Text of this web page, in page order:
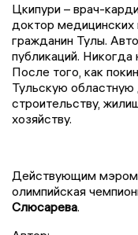
Цкипури – врач-
доктор медицинских
гражданин Тулы.
публикаций.
После того, как
Тульскую
строительству,
хозяйству.
Действующим мэром
олимпийская
Слюсарева.